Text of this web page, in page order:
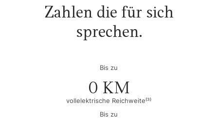
Zahlen die für sich
sprechen.
Bis zu
0 KM
vollelektrische Reichweite⁽³⁾
Bis zu